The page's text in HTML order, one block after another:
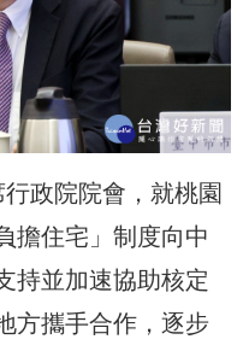
政院院會，就桃園
擔住宅」制度向中
持並加速協助核定
方攜手合作，逐步